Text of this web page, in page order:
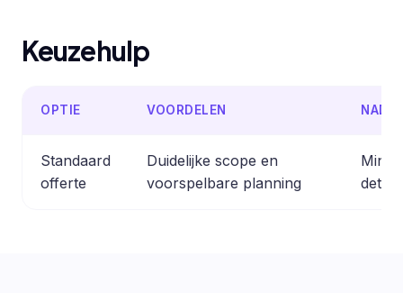
Keuzehulp
OPTIE VOORDELEN
Standaard
offerte
Duidelijke scope en
voorspelbare planning